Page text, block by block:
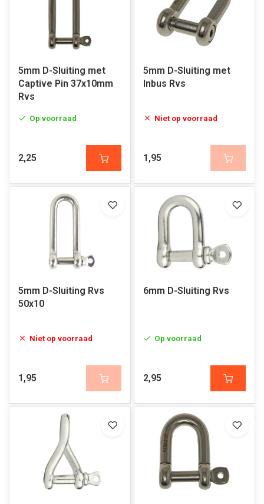
5mm D-Sluiting met
Captive Pin 37x10mm
Rvs
Op voorraad
2,25
5mm D-Sluiting met
Inbus Rvs
Niet op voorraad
1,95
5mm D-Sluiting Rvs
50x10
Niet op voorraad
1,95
6mm D-Sluiting Rvs
Op voorraad
2,95